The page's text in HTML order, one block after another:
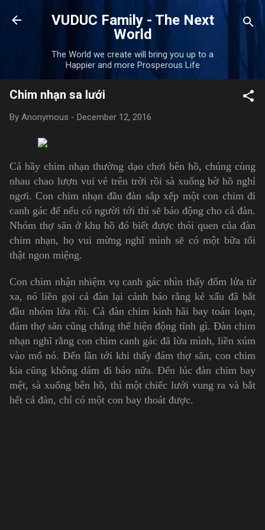
Skip to main content
VUDUC Family - The Next
World
The World we create will bring you up to a
Happier and more Prosperous Life
Chim nhạn sa lưới
By Anonymous - December 12, 2016
Cả bầy chim nhạn thường dạo chơi bên hồ, chúng cùng
nhau chao lượn vui vẻ trên trời rồi sà xuống bờ hồ nghỉ
ngơi. Con chim nhạn đầu đàn sắp xếp một con chim đi
canh gác để nếu có người tới thì sẽ báo động cho cả đàn.
Nhóm thợ săn ở khu hồ đó biết được thói quen của đàn
chim nhạn, họ vui mừng nghĩ mình sẽ có một bữa tối
thật ngon miệng.
Con chim nhận nhiệm vụ canh gác nhìn thấy đốm lửa từ
xa, nó liền gọi cả đàn lại cảnh báo rằng kẻ xấu đã bắt
đầu nhóm lửa rồi. Cả đàn chim kinh hãi bay toán loạn,
đám thợ săn cũng chẳng thể hiện động tĩnh gì. Đàn chim
nhạn nghĩ rằng con chim canh gác đã lừa mình, liền xúm
vào mổ nó. Đến lần tới khi thấy đám thợ săn, con chim
kia cũng không dám đi báo nữa. Đến lúc đàn chim bay
mệt, sà xuống bên hồ, thì một chiếc lưới vung ra và bắt
hết cả đàn, chỉ có một con bay thoát được.